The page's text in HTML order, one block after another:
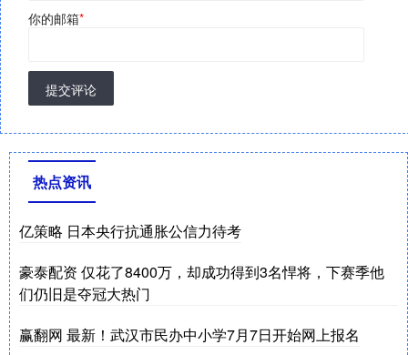
你的邮箱*
提交评论
热点资讯
亿策略 日本央行抗通胀公信力待考
豪泰配资 仅花了8400万，却成功得到3名悍将，下赛季他
们仍旧是夺冠大热门
赢翻网 最新！武汉市民办中小学7月7日开始网上报名